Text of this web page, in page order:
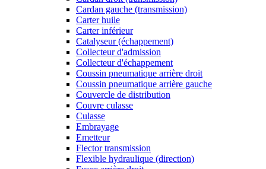
Cardan gauche (transmission)
Carter huile
Carter inférieur
Catalyseur (échappement)
Collecteur d'admission
Collecteur d'échappement
Coussin pneumatique arrière droit
Coussin pneumatique arrière gauche
Couvercle de distribution
Couvre culasse
Culasse
Embrayage
Emetteur
Flector transmission
Flexible hydraulique (direction)